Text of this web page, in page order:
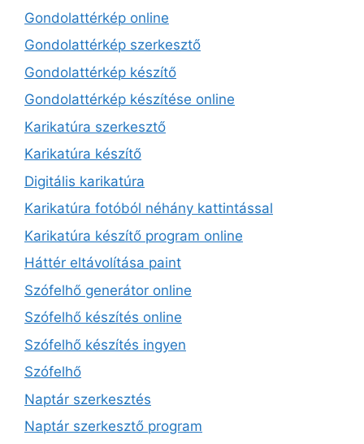
Gondolattérkép online
Gondolattérkép szerkesztő
Gondolattérkép készítő
Gondolattérkép készítése online
Karikatúra szerkesztő
Karikatúra készítő
Digitális karikatúra
Karikatúra fotóból néhány kattintással
Karikatúra készítő program online
Háttér eltávolítása paint
Szófelhő generátor online
Szófelhő készítés online
Szófelhő készítés ingyen
Szófelhő
Naptár szerkesztés
Naptár szerkesztő program